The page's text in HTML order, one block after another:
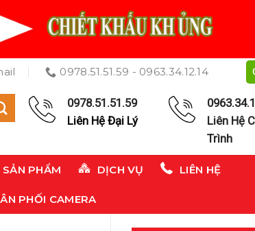
0978.51.51.59 - 0963.34.12.14
0978.51.51.59
Liên Hệ Đại Lý
Liên Hệ
Trình
SẢN PHẨM DỊCH VỤ LIÊN HỆ
PHỐI CAMERA